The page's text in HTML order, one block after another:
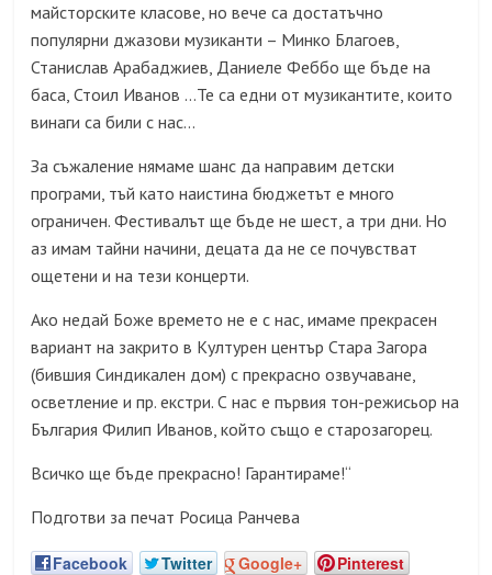
майсторските класове, но вече са достатъчно
популярни джазови музиканти – Минко Благоев,
Станислав Арабаджиев, Даниеле Феббо ще бъде на
баса, Стоил Иванов …Те са едни от музикантите, които
винаги са били с нас…
За съжаление нямаме шанс да направим детски
програми, тъй като наистина бюджетът е много
ограничен. Фестивалът ще бъде не шест, а три дни. Но
аз имам тайни начини, децата да не се почувстват
ощетени и на тези концерти.
Ако недай Боже времето не е с нас, имаме прекрасен
вариант на закрито в Културен център Стара Загора
(бившия Синдикален дом)с прекрасно озвучаване,
осветление и пр. екстри. С нас е първия тон-режисьор на
България Филип Иванов, който също е старозагорец.
Всичко ще бъде прекрасно! Гарантираме!“
Подготви за печат Росица Ранчева
Facebook Twitter Google+ Pinterest